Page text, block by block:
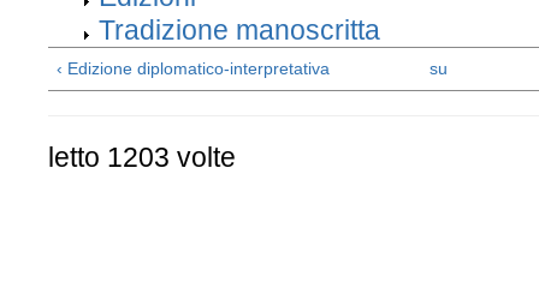
Tradizione manoscritta
‹ Edizione diplomatico-interpretativa su
letto 1203 volte